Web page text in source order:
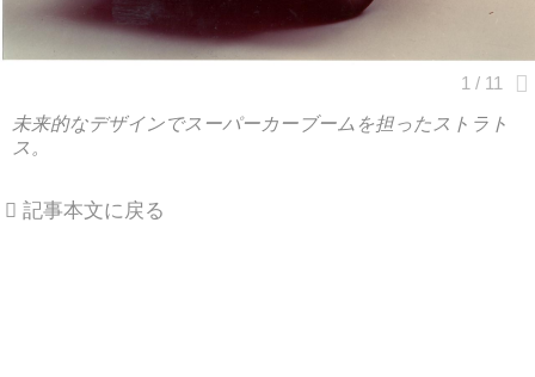
未来的なデザインでスーパーカーブームを担ったストラト
ス。
記事本文に戻る